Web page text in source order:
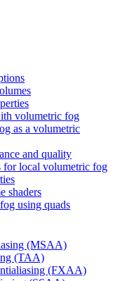
volumetric fog
as a volumetric
and quality
for local volumetric fog
shaders
using quads
(MSAA)
(TAA)
(FXAA)